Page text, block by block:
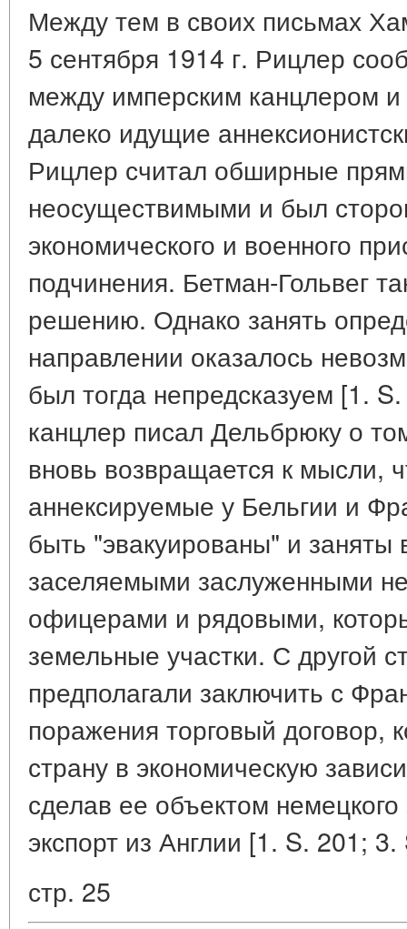
Между тем в своих письмах
5 сентября 1914 г. Рицлер
между имперским канцлером
далеко идущие
Рицлер считал обширные
неосуществимыми и был
экономического и военного
подчинения. Бетман-Гольвег
решению. Однако занять
направлении оказалось
был тогда непредсказуем [1.
канцлер писал Дельбрюку о
вновь возвращается к мысли,
аннексируемые у Бельгии и
быть "эвакуированы" и
заселяемыми заслуженными
офицерами и рядовыми,
земельные участки. С другой
предполагали заключить с
поражения торговый договор,
страну в экономическую
сделав ее объектом
экспорт из Англии [1. S. 201;
стр. 25